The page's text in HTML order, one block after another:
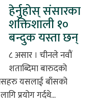
हेर्नुहोस् संसारका
शक्तिशाली १०
बन्दुक यस्ता छन्
८ असार । चीनले नवौं
शताब्दिमा बारुदको
यसलाई बाँसको
प्रयोग गर्दथे...